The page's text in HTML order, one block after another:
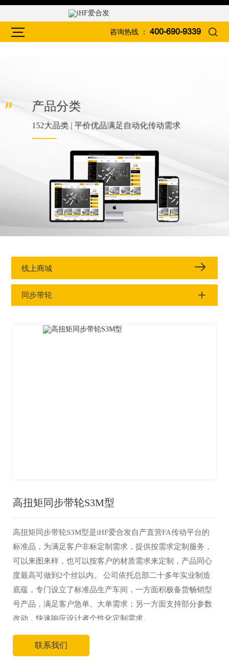
咨询热线 ： 400-690-9339
产品分类
152大品类 | 平价优品满足自动化传动需求
线上商城
同步带轮
高扭矩同步带轮S3M型
高扭矩同步带轮S3M型是iHF爱合发自产直营FA传动平台的
标准品，为满足客户非标定制需求，提供按需求定制服务，
可以来图来样，也可以按客户的材质需求来定制，产品同心
度最高可做到2个丝以内。 公司依托总部二十多年实业制造
底蕴，专门设立了标准品生产车间，一方面积极备货畅销型
号产品，满足客户急单、大单需求；另一方面支持部分参数
改动，快速响应设计者个性化定制需求。
联系我们